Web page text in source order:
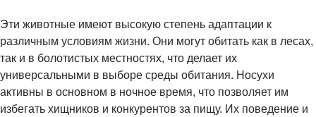
Эти животные имеют высокую степень адаптации к
различным условиям жизни. Они могут обитать как в лесах,
так и в болотистых местностях, что делает их
универсальными в выборе среды обитания. Носухи
активны в основном в ночное время, что позволяет им
избегать хищников и конкурентов за пищу. Их поведение и